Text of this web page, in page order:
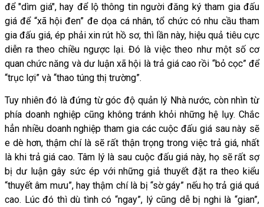
để "dìm giá", hay để lộ thông tin người đăng ký tham gia đấu
giá để “xã hội đen” đe dọa cá nhân, tổ chức có nhu cầu tham
gia đấu giá, ép phải xin rút hồ sơ, thì lần này, hiệu quả tiêu cực
diễn ra theo chiều ngược lại. Đó là việc theo như một số cơ
quan chức năng và dư luận xã hội là trả giá cao rồi “bỏ cọc” để
“trục lợi” và “thao túng thị trường”.
Tuy nhiên đó là đứng từ góc độ quản lý Nhà nước, còn nhìn từ
phía doanh nghiệp cũng không tránh khỏi những hệ lụy. Chắc
hẳn nhiều doanh nghiệp tham gia các cuộc đấu giá sau này sẽ
e dè hơn, thậm chí là sẽ rất thận trọng trong việc trả giá, nhất
là khi trả giá cao. Tâm lý là sau cuộc đấu giá này, họ sẽ rất sợ
bị dư luận gây sức ép với những giả thuyết đặt ra theo kiểu
“thuyết âm mưu”, hay thậm chí là bị “sờ gáy” nếu họ trả giá quá
cao. Lúc đó thì dù tình có “ngay”, lý cũng dễ bị nghi là “gian”,